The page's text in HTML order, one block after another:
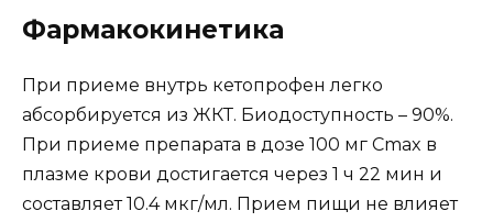
Фармакокинетика
При приеме внутрь кетопрофен легко
абсорбируется из ЖКТ. Биодоступность – 90%.
При приеме препарата в дозе 100 мг Cmax в
плазме крови достигается через 1 ч 22 мин и
составляет 10.4 мкг/мл. Прием пищи не влияет